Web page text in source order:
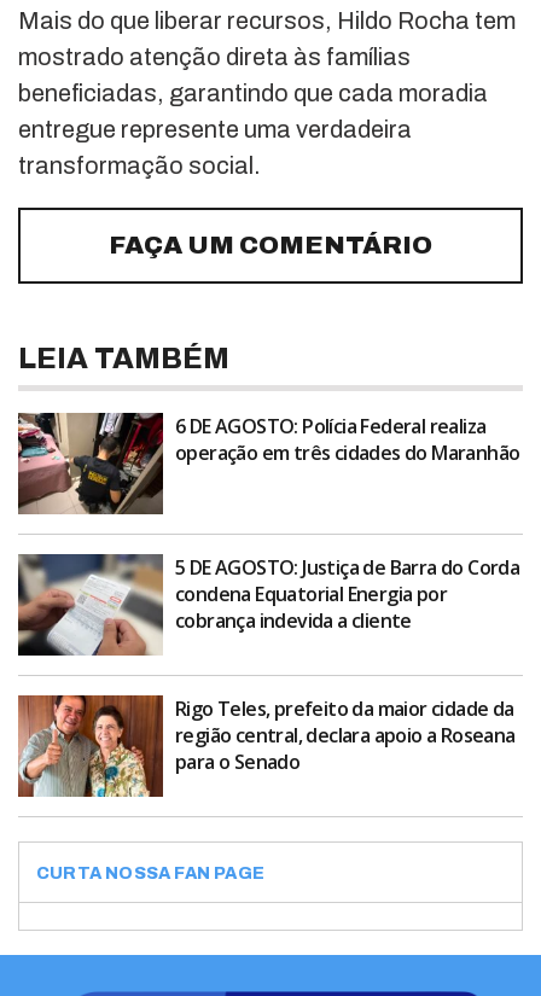
Mais do que liberar recursos, Hildo Rocha tem
mostrado atenção direta às famílias
beneficiadas, garantindo que cada moradia
entregue represente uma verdadeira
transformação social.
FAÇA UM COMENTÁRIO
LEIA TAMBÉM
6 DE AGOSTO: Polícia Federal realiza
operação em três cidades do Maranhão
5 DE AGOSTO: Justiça de Barra do Corda
condena Equatorial Energia por
cobrança indevida a cliente
Rigo Teles, prefeito da maior cidade da
região central, declara apoio a Roseana
para o Senado
CURTA NOSSA FAN PAGE